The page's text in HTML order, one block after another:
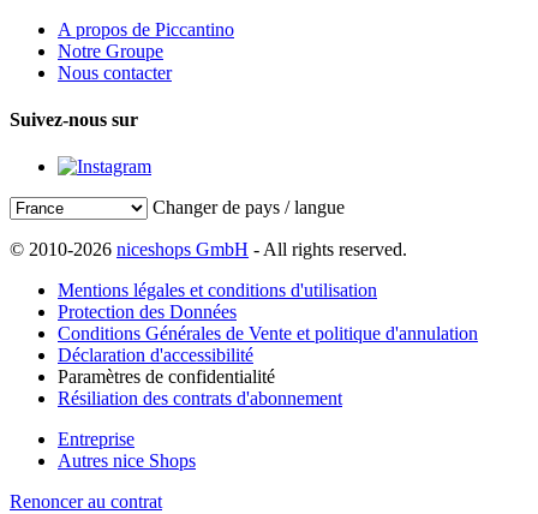
A propos de Piccantino
Notre Groupe
Nous contacter
Suivez-nous sur
Changer de pays / langue
© 2010-2026 niceshops GmbH - All rights reserved.
Mentions légales et conditions d'utilisation
Protection des Données
Conditions Générales de Vente et politique d'annulation
Déclaration d'accessibilité
Paramètres de confidentialité
Résiliation des contrats d'abonnement
Entreprise
Autres nice Shops
Renoncer au contrat